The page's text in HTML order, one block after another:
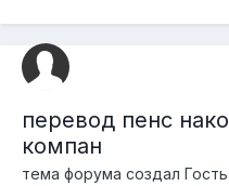
я как гражданин другой ст...
перевод пенс
компан
тема форума создал